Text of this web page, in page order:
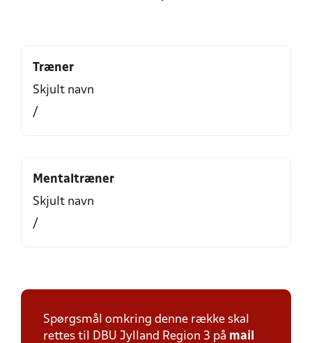
Træner
Skjult navn
/
Mentaltræner
Skjult navn
/
Spørgsmål omkring denne række skal
rettes til DBU Jylland Region 3 på mail